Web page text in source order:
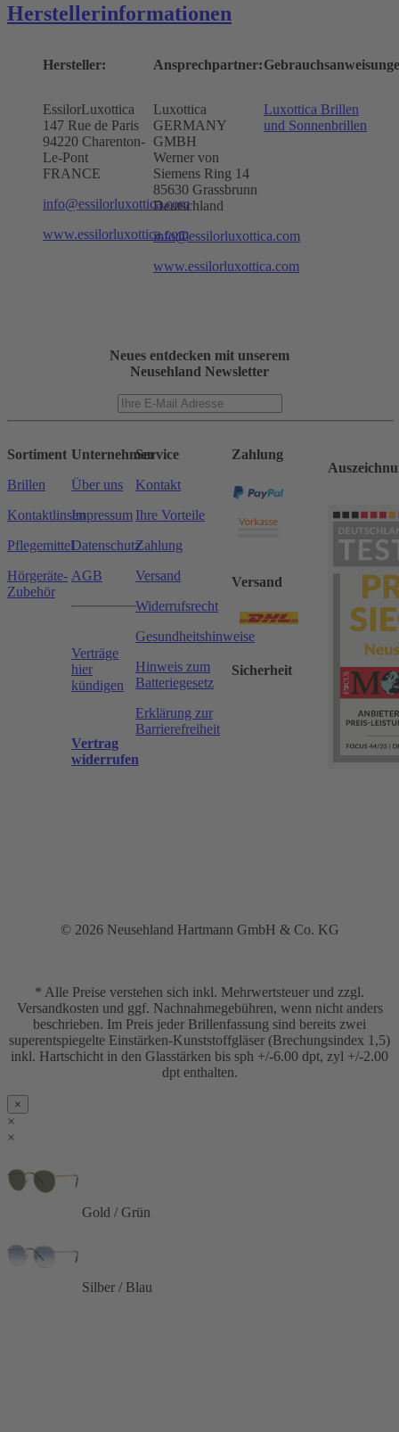
Herstellerinformationen
Hersteller:
EssilorLuxottica
147 Rue de Paris
94220 Charenton-
Le-Pont
FRANCE
info@essilorluxottica.com
www.essilorluxottica.com
Ansprechpartner:
Luxottica
GERMANY
GMBH
Werner von
Siemens Ring 14
85630 Grassbrunn
Deutschland
info@essilorluxottica.com
www.essilorluxottica.com
Luxottica Brillen
und Sonnenbrillen
Neues entdecken mit unserem
Neusehland Newsletter
Sortiment
Brillen
Kontaktlinsen
Pflegemittel
Hörgeräte-
Zubehör
Unternehmen
Über uns
Impressum
Datenschutz
AGB
Verträge
hier
kündigen
Vertrag
widerrufen
Service
Kontakt
Ihre Vorteile
Zahlung
Versand
Widerrufsrecht
Gesundheitshinweise
Hinweis zum
Batteriegesetz
Erklärung zur
Barrierefreiheit
Zahlung
Versand
Sicherheit
© 2026 Neusehland Hartmann GmbH & Co. KG
* Alle Preise verstehen sich inkl. Mehrwertsteuer und zzgl.
Versandkosten und ggf. Nachnahmegebühren, wenn nicht anders
beschrieben. Im Preis jeder Brillenfassung sind bereits zwei
superentspiegelte Einstärken-Kunststoffgläser (Brechungsindex 1,5)
inkl. Hartschicht in den Glasstärken bis sph +/-6.00 dpt, zyl +/-2.00
dpt enthalten.
×
×
×
Gold / Grün
Silber / Blau